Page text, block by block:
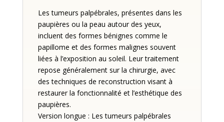
Les tumeurs palpébrales, présentes dans les
paupières ou la peau autour des yeux,
incluent des formes bénignes comme le
papillome et des formes malignes souvent
liées à l’exposition au soleil. Leur traitement
repose généralement sur la chirurgie, avec
des techniques de reconstruction visant à
restaurer la fonctionnalité et l’esthétique des
paupières.
Version longue : Les tumeurs palpébrales